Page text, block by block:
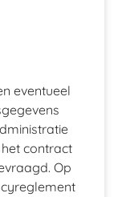
eventueel
contract
Op